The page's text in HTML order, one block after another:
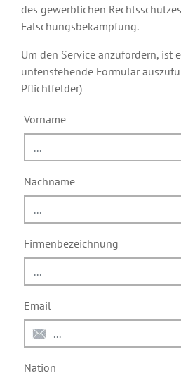
des gewerblichen
Fälschungsbekämpfung.
Um den Service anzufordern, ist
untenstehende Formular
Pflichtfelder)
Vorname
Nachname
Firmenbezeichnung
Email
Nation